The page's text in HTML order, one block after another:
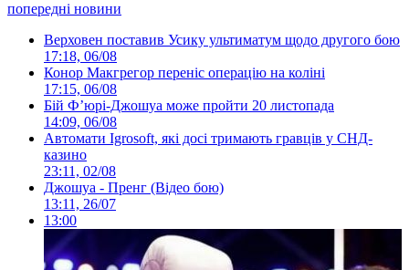
попередні новини
Верховен поставив Усику ультиматум щодо другого бою
17:18, 06/08
Конор Макгрегор переніс операцію на коліні
17:15, 06/08
Бій Ф’юрі-Джошуа може пройти 20 листопада
14:09, 06/08
Автомати Igrosoft, які досі тримають гравців у СНД-
казино
23:11, 02/08
Джошуа - Пренг (Відео бою)
13:11, 26/07
13:00